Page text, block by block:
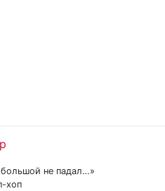
не падал…»
хоп